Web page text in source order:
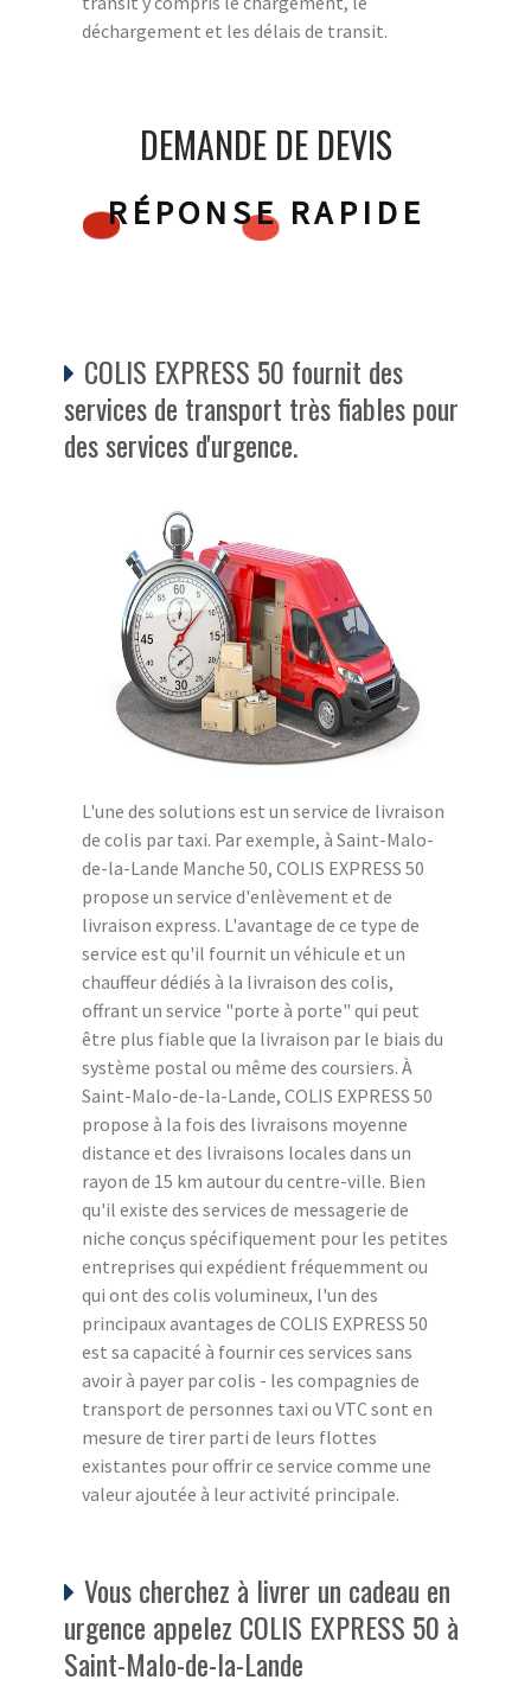
déchargement et les délais de transit.
DEMANDE DE DEVIS
RÉPONSE RAPIDE
COLIS EXPRESS 50 fournit des
services de transport très fiables pour
des services d'urgence.
L'une des solutions est un service de livraison
de colis par taxi. Par exemple, à Saint-Malo-
de-la-Lande Manche 50, COLIS EXPRESS 50
propose un service d'enlèvement et de
livraison express. L'avantage de ce type de
service est qu'il fournit un véhicule et un
chauffeur dédiés à la livraison des colis,
offrant un service "porte à porte" qui peut
être plus fiable que la livraison par le biais du
système postal ou même des coursiers. À
Saint-Malo-de-la-Lande, COLIS EXPRESS 50
propose à la fois des livraisons moyenne
distance et des livraisons locales dans un
rayon de 15 km autour du centre-ville. Bien
qu'il existe des services de messagerie de
niche conçus spécifiquement pour les petites
entreprises qui expédient fréquemment ou
qui ont des colis volumineux, l'un des
principaux avantages de COLIS EXPRESS 50
est sa capacité à fournir ces services sans
avoir à payer par colis - les compagnies de
transport de personnes taxi ou VTC sont en
mesure de tirer parti de leurs flottes
existantes pour offrir ce service comme une
valeur ajoutée à leur activité principale.
Vous cherchez à livrer un cadeau en
urgence appelez COLIS EXPRESS 50 à
Saint-Malo-de-la-Lande